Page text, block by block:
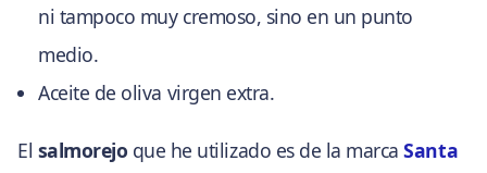
ni tampoco muy cremoso, sino en un punto
medio.
Aceite de oliva virgen extra.
El salmorejo que he utilizado es de la marcaSanta